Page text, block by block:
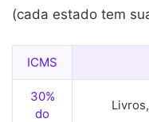
(cada estado tem
ICMS
30%
do